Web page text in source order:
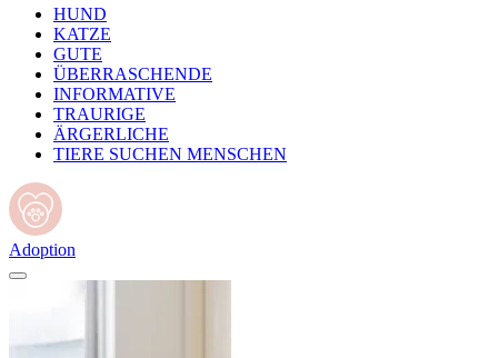
HUND
KATZE
GUTE
ÜBERRASCHENDE
INFORMATIVE
TRAURIGE
ÄRGERLICHE
TIERE SUCHEN MENSCHEN
Adoption